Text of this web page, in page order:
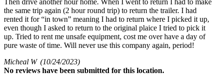
the same trip again (2 hour round trip) to return the trailer. I had
rented it for “in town” meaning I had to return where I picked it up,
even though I asked to return to the original plaice I tried to pick it
up. Tried to rent me unsafe equipment, cost me over have a day of
pure waste of time. Will never use this company again, period!
Micheal W (10/24/2023)
No reviews have been submitted for this location.